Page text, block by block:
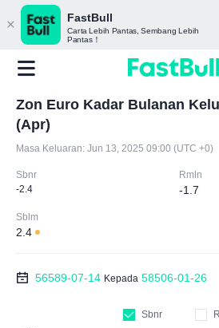
FastBull
Carta Lebih Pantas, Sembang Lebih
Pantas！
Zon Euro Kadar Bulanan
(Apr)
Masa Keluaran: Jun 13, 2025 09:00 (UTC +0)
Sbnr
-2.4
Rmln
-1.7
Sblm
2.4
56589-07-14 Kepada 58506-01-26
Sbnr